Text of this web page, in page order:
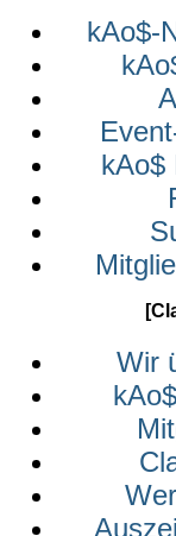
kAo$-
kAo$
Wir